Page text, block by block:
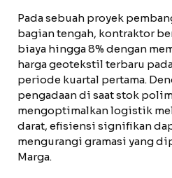
Pada sebuah proyek
bagian tengah, kontraktor
biaya hingga 8% dengan
harga geotekstil terbaru
periode kuartal pertama.
pengadaan di saat stok
mengoptimalkan logistik
darat, efisiensi signifikan
mengurangi gramasi yang
Marga.